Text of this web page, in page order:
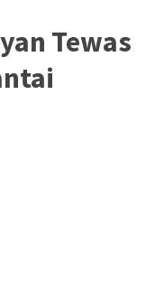
Tewas